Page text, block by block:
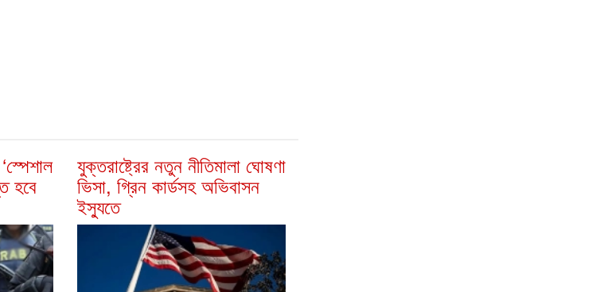
হবে
যুক্তরাষ্ট্রের নতুন নীতিমালা ঘোষণা
ভিসা, গ্রিন কার্ডসহ অভিবাসন
ইস্যুতে